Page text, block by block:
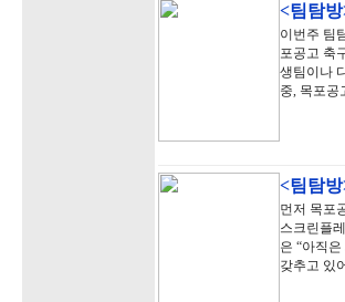
<팀탐
이번주 팀
포공고 축
생팀이나
중, 목포
<팀탐
먼저 목포
스크린플
은 “아직
갖추고 있